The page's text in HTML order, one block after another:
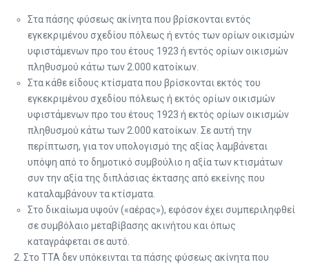
Στα πάσης φύσεως ακίνητα που βρίσκονται εντός
εγκεκριμένου σχεδίου πόλεως ή εντός των ορίων οικισμών
υφιστάμενων προ του έτους 1923 ή εντός ορίων οικισμών
πληθυσμού κάτω των 2.000 κατοίκων.
Στα κάθε είδους κτίσματα που βρίσκονται εκτός του
εγκεκριμένου σχεδίου πόλεως ή εκτός ορίων οικισμών
υφιστάμενων προ του έτους 1923 ή εκτός ορίων οικισμών
πληθυσμού κάτω των 2.000 κατοίκων. Σε αυτή την
περίπτωση, για τον υπολογισμό της αξίας λαμβάνεται
υπόψη από το δημοτικό συμβούλιο η αξία των κτισμάτων
συν την αξία της διπλάσιας έκτασης από εκείνης που
καταλαμβάνουν τα κτίσματα.
Στο δικαίωμα υψούν («αέρας»), εφόσον έχει συμπεριληφθεί
σε συμβόλαιο μεταβίβασης ακινήτου και όπως
καταγράφεται σε αυτό.
2. Στο ΤΤΑ δεν υπόκεινται τα πάσης φύσεως ακίνητα που